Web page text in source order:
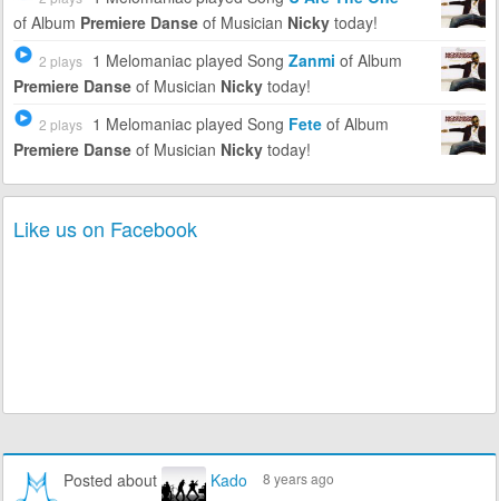
of Album Premiere Danseof Musician Nickytoday!
2 plays 1 Melomaniac played Song Zanmi of Album
Premiere Danseof Musician Nickytoday!
2 plays 1 Melomaniac played Song Feteof Album
Premiere Danseof Musician Nickytoday!
Like us on Facebook
Posted about Kado 8 years ago